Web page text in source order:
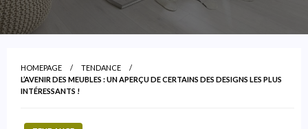
HOMEPAGE
TENDANCE
L’AVENIR DES MEUBLES : UN APERÇU DE CERTAINS DES DESIGNS LES PLUS
INTÉRESSANTS !